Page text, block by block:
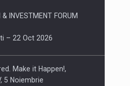
& INVESTMENT FORUM
– 22 Oct 2026
Make it Happen!,
5 Noiembrie